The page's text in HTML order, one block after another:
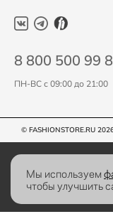
8 800 500 99
ПН-ВС с 09:00 до 21:00
© FASHIONSTORE.RU
Мы используем
чтобы улучшить